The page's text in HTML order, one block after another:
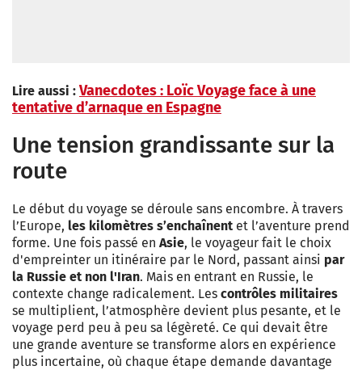
Lire aussi :Vanecdotes : Loïc Voyage face à une
tentative d’arnaque en Espagne
Une tension grandissante sur la
route
Le début du voyage se déroule sans encombre. À travers
l’Europe, les kilomètres s’enchaînent et l’aventure prend
forme. Une fois passé en Asie, le voyageur fait le choix
d'empreinter un itinéraire par le Nord, passant ainsi par
la Russie et non l'Iran. Mais en entrant en Russie, le
contexte change radicalement. Les contrôles militaires
se multiplient, l’atmosphère devient plus pesante, et le
voyage perd peu à peu sa légèreté. Ce qui devait être
une grande aventure se transforme alors en expérience
plus incertaine, où chaque étape demande davantage